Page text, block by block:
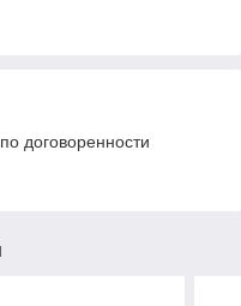
договоренности